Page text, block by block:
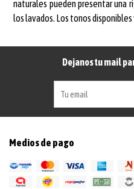
naturales pueden presentar una
los lavados. Los tonos
Dejanos tu mail
Medios de pago